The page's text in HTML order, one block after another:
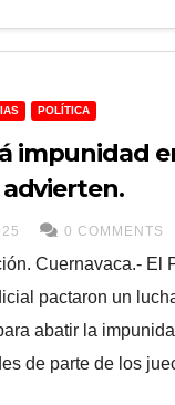
POLÍTICA
impunidad
0 COMMENTS
Cuernavaca.- El
pactaron un
abatir la
de parte de los